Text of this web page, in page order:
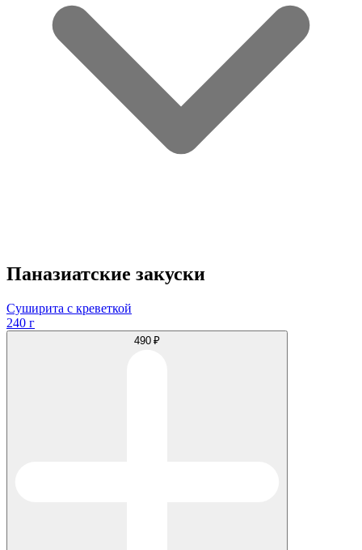
Паназиатские закуски
Суширита с креветкой
240 г
490 ₽